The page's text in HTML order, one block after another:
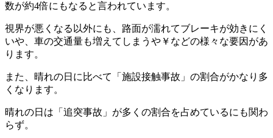
数が約4倍にもなると言われています。
視界が悪くなる以外にも、路面が濡れてブレーキが効きにく
いや、車の交通量も増えてしまうや￥などの様々な要因があ
ります。
また、晴れの日に比べて「施設接触事故」の割合がかなり多
くなります。
晴れの日は「追突事故」が多くの割合を占めているにも関わ
らず。